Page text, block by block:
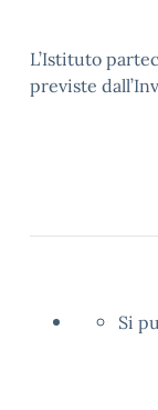
L’Istituto
previste
Si